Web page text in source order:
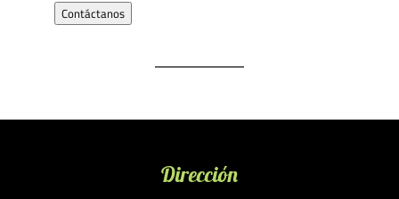
Contáctanos
Dirección